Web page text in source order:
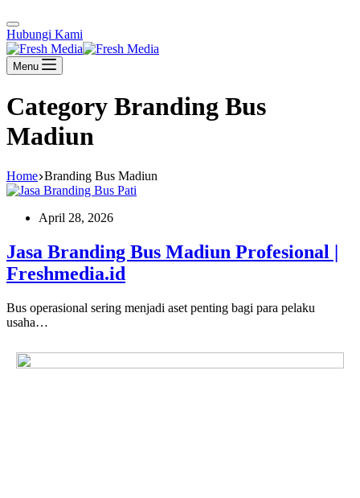
Hubungi Kami
Menu
Category Branding Bus
Madiun
Home Branding Bus Madiun
April 28, 2026
Jasa Branding Bus Madiun Profesional |
Freshmedia.id
Bus operasional sering menjadi aset penting bagi para pelaku
usaha…